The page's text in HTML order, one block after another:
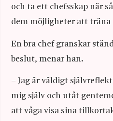
och ta ett chefsskap när
dem möjligheter att
En bra chef granskar
beslut, menar han.
– Jag är väldigt
mig själv och utåt
att våga visa sina